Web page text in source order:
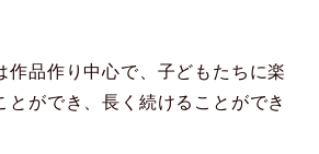
作品作り中心で、子どもたちに楽
とができ、長く続けることができ